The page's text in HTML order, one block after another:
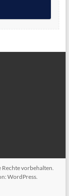
Rechte vorbehalten.
WordPress.